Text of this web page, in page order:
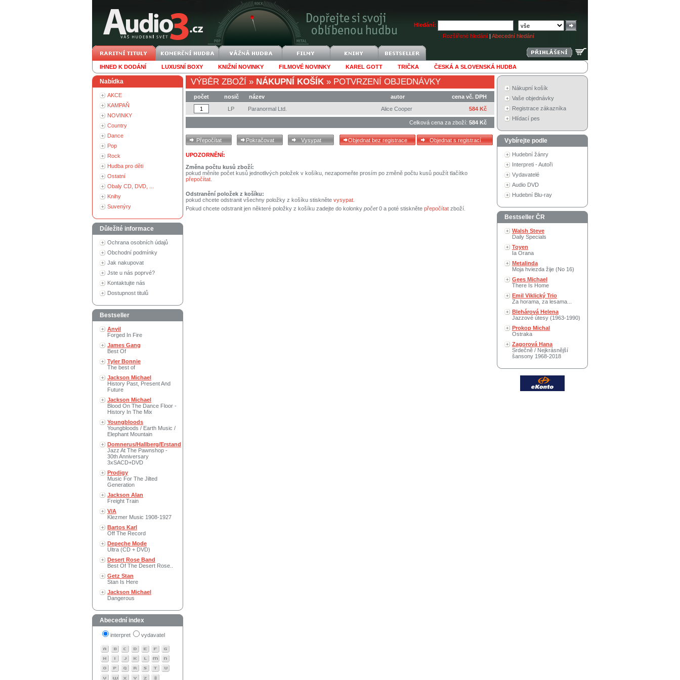
Hledání:
Rozšířené hledání | Abecední hledání
IHNED K DODÁNÍ LUXUSNÍ BOXY KNIŽNÍ NOVINKY FILMOVÉ NOVINKY KAREL GOTT TRIČKA ČESKÁ A SLOVENSKÁ HUDBA
Nabídka
AKCE
KAMPAŇ
NOVINKY
Country
Dance
Pop
Rock
Hudba pro děti
Ostatní
Obaly CD, DVD, ...
Knihy
Suvenýry
Důležité informace
Ochrana osobních údajů
Obchodní podmínky
Jak nakupovat
Jste u nás poprvé?
Kontaktujte nás
Dostupnost titulů
Bestseller
Anvil
Forged In Fire
James Gang
Best Of
Tyler Bonnie
The best of
Jackson Michael
History Past, Present And
Future
Jackson Michael
Blood On The Dance Floor -
History In The Mix
Youngbloods
Youngbloods / Earth Music /
Elephant Mountain
Domnerus/Hallberg/Erstand
Jazz At The Pawnshop -
30th Anniversary
3xSACD+DVD
Prodigy
Music For The Jilted
Generation
Jackson Alan
Freight Train
V/A
Klezmer Music 1908-1927
Bartos Karl
Off The Record
Depeche Mode
Ultra (CD + DVD)
Desert Rose Band
Best Of The Desert Rose..
Getz Stan
Stan Is Here
Jackson Michael
Dangerous
Abecední index
interpret vydavatel
VÝBĚR ZBOŽÍ » NÁKUPNÍ KOŠÍK » POTVRZENÍ OBJEDNÁVKY
počet nosič název autor
cena vč. DPH
LP
Paranormal Ltd. Alice Cooper 584 Kč
Celková cena za zboží: 584 Kč
UPOZORNĚNÍ:
Změna počtu kusů zboží:
pokud měníte počet kusů jednotlivých položek v košíku, nezapomeňte prosím po změně počtu kusů použít tlačítko
přepočítat
Odstranění položek z košíku:
pokud chcete odstranit všechny položky z košíku stiskněte vysypat
Pokud chcete odstranit jen některé položky z košíku zadejte do kolonky počet0 a poté stiskněte přepočítat zboží.
Nákupní košík
Vaše objednávky
Registrace zákazníka
Hlídací pes
Vybírejte podle
Hudební žánry
Interpreti - Autoři
Vydavatelé
Audio DVD
Hudební Blu-ray
Bestseller ČR
Walsh Steve
Daily Specials
Toyen
Ia Orana
Metalinda
Moja hviezda žije (No 16)
Gees Michael
There Is Home
Emil Viklický Trio
Za horama, za lesama...
Blehárová Helena
Jazzové útesy (1963-1990)
Prokop Michal
Ostraka
Zagorová Hana
Srdečně / Nejkrásnější
šansony 1968-2018